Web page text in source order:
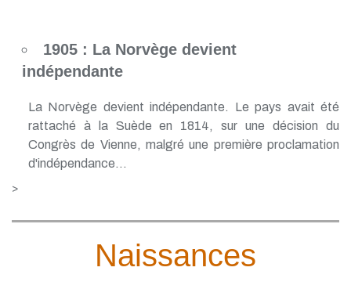
1905 : La Norvège devient
indépendante
La Norvège devient indépendante. Le pays avait été
rattaché à la Suède en 1814, sur une décision du
Congrès de Vienne, malgré une première proclamation
d'indépendance...
>
Naissances